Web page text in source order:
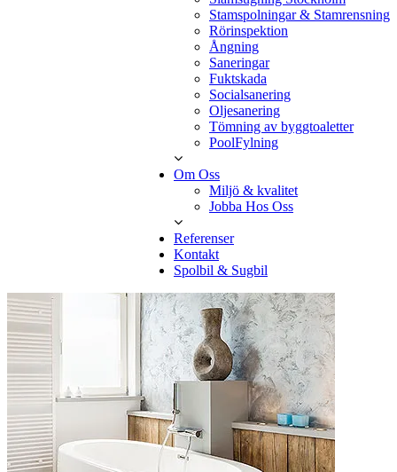
Stamspolningar & Stamrensning
Rörinspektion
Ångning
Saneringar
Fuktskada
Socialsanering
Oljesanering
Tömning av byggtoaletter
PoolFylning
Om Oss
Miljö & kvalitet
Jobba Hos Oss
Referenser
Kontakt
Spolbil & Sugbil